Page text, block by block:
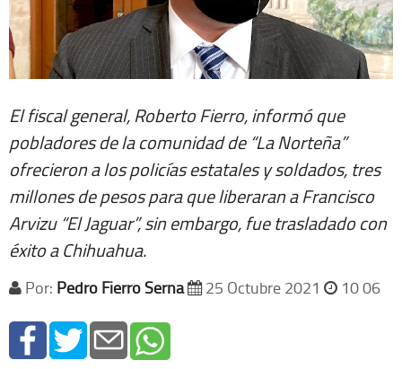
El fiscal general, Roberto Fierro, informó que
pobladores de la comunidad de “La Norteña”
ofrecieron a los policías estatales y soldados, tres
millones de pesos para que liberaran a Francisco
Arvizu “El Jaguar”, sin embargo, fue trasladado con
éxito a Chihuahua.
Por: Pedro Fierro Serna 25 Octubre 2021 10 06